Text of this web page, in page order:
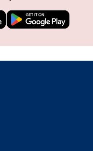
or